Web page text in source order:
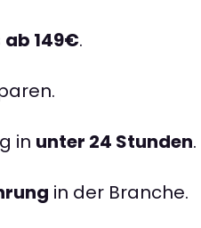
ab 149€.
in unter 24 Stunden.
in der Branche.